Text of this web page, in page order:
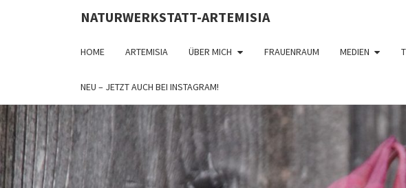
NATURWERKSTATT-ARTEMISIA
HOME ARTEMISIA ÜBER MICH FRAUENRAUM MEDIEN
NEU – JETZT AUCH BEI INSTAGRAM!